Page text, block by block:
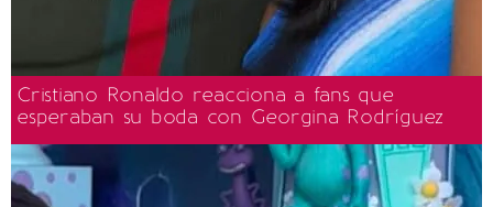
Cristiano Ronaldo reacciona a fans que
esperaban su boda con Georgina Rodríguez